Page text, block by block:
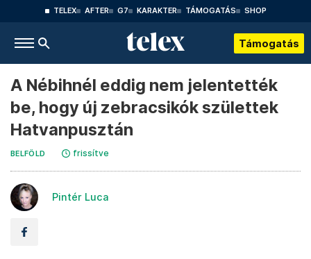
TELEX AFTER G7 KARAKTER TÁMOGATÁS SHOP
Támogatás
A Nébihnél eddig nem jelentették
be, hogy új zebracsikók születtek
Hatvanpusztán
BELFÖLD frissítve
Pintér Luca